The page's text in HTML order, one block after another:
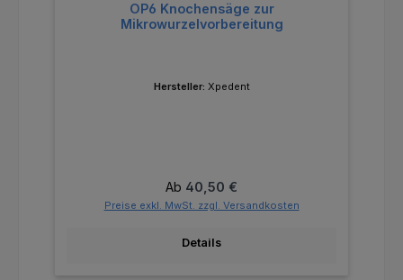
OP6 Knochensäge zur
Mikrowurzelvorbereitung
Hersteller: Xpedent
Regulärer Preis:
Ab 40,50 €
Preise exkl. MwSt. zzgl. Versandkosten
Details